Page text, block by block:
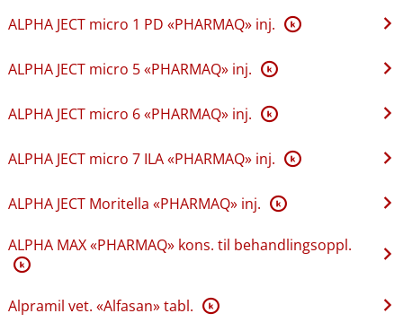
ALPHA JECT micro 1 PD «PHARMAQ» inj. K
ALPHA JECT micro 5 «PHARMAQ» inj. K
ALPHA JECT micro 6 «PHARMAQ» inj. K
ALPHA JECT micro 7 ILA «PHARMAQ» inj. K
ALPHA JECT Moritella «PHARMAQ» inj. K
ALPHA MAX «PHARMAQ» kons. til behandlingsoppl.
K
Alpramil vet. «Alfasan» tabl. K